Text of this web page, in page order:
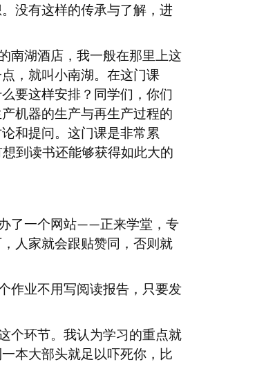
没有这样的传承与了解，进
南湖酒店，我一般在那里上这
，就叫小南湖。在这门课
要这样安排？同学们，你们
机器的生产与再生产过程的
和提问。这门课是非常累
到读书还能够获得如此大的
了一个网站——正来学堂，专
人家就会跟贴赞同，否则就
作业不用写阅读报告，只要发
个环节。我认为学习的重点就
本大部头就足以吓死你，比